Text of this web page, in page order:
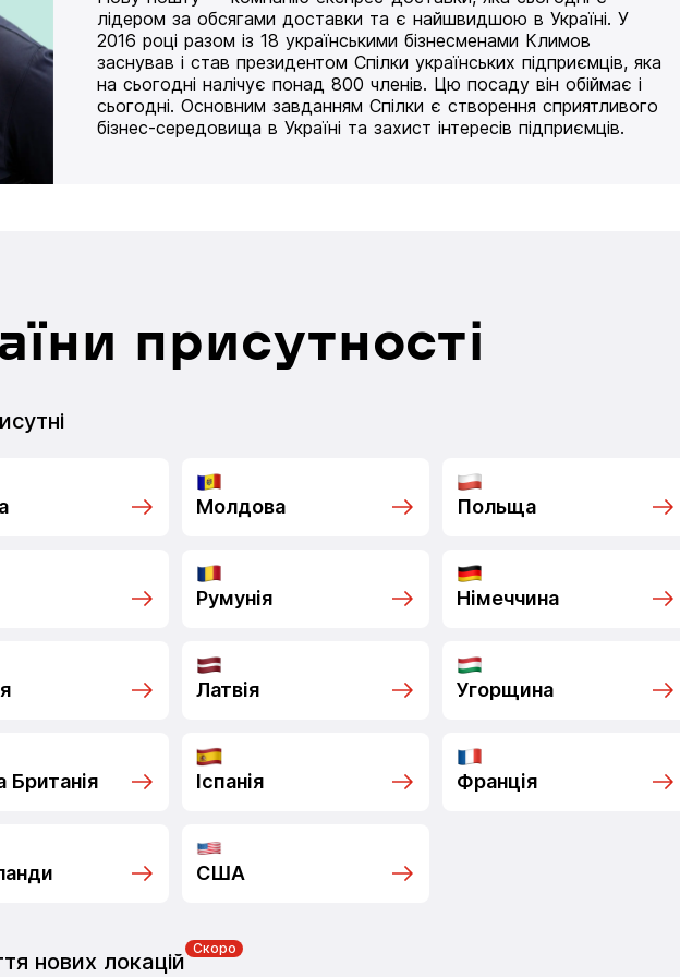
лідером за обсягами доставки та є найшвидшою в Україні. У
2016 році разом із 18 українськими бізнесменами Климов
заснував і став президентом Спілки українських підприємців, яка
на сьогодні налічує понад 800 членів. Цю посаду він обіймає і
сьогодні. Основним завданням Спілки є створення сприятливого
бізнес-середовища в Україні та захист інтересів підприємців.
присутності
Молдова Польща
Румунія Німеччина
Латвія Угорщина
Британія Іспанія Франція
США
нових локацій
Скоро